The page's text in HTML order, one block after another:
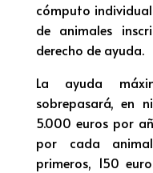
cómputo
de animales
derecho de ayuda.
La ayuda
sobrepasará, en
5.000 euros por
por cada
primeros, 150